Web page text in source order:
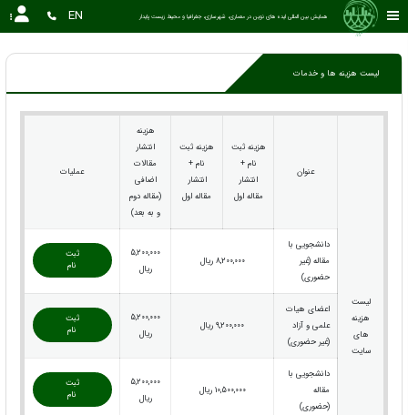
همایش بین المللی ایده های نوین در معماری، شهرسازی، جغرافیا و محیط زیست پایدار EN
لیست هزینه ها و خدمات
لیست
هزینه
های
سایت
عنوان
هزینه ثبت
نام +
انتشار
مقاله اول
هزینه ثبت
نام +
انتشار
مقاله اول
هزینه
انتشار
مقالات
اضافی
(مقاله دوم
و به بعد)
عملیات
دانشجویی با
مقاله (غیر
حضوری)
8,200,000 ریال
5,200,000
ریال
ثبت
نام
اعضای هیات
علمی و آزاد
(غیر حضوری)
9,200,000 ریال
5,200,000
ریال
ثبت
نام
دانشجویی با
مقاله
(حضوری)
10,500,000 ریال
5,200,000
ریال
ثبت
نام